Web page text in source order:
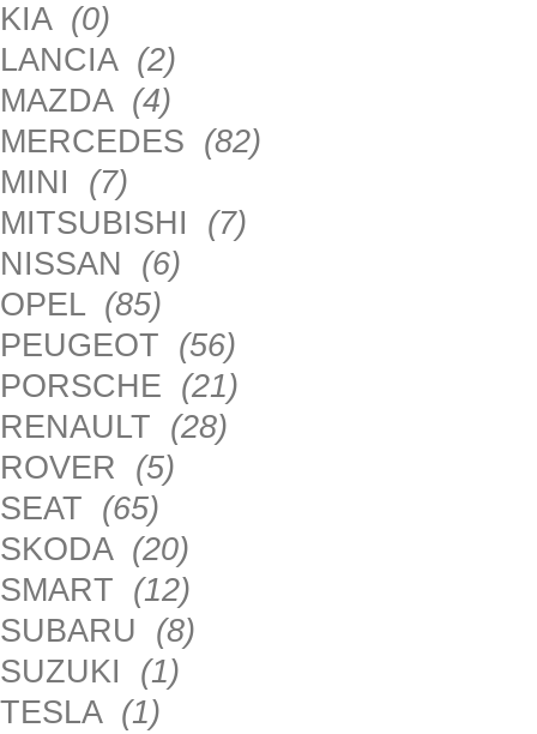
KIA (0)
LANCIA (2)
MAZDA (4)
MERCEDES (82)
MINI (7)
MITSUBISHI (7)
NISSAN (6)
OPEL (85)
PEUGEOT (56)
PORSCHE (21)
RENAULT (28)
ROVER (5)
SEAT (65)
SKODA (20)
SMART (12)
SUBARU (8)
SUZUKI (1)
TESLA (1)